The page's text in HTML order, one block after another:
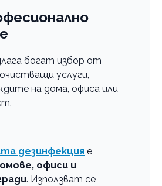
богат избор от
услуги,
на дома, офиса или
дезинфекция е
офиси и
. Използват се